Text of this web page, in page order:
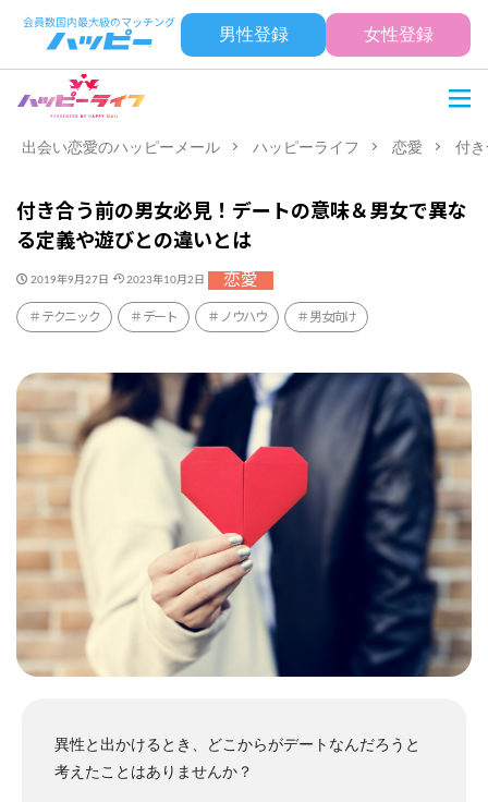
男性登録 女性登録
出会い恋愛のハッピーメール ハッピーライフ 恋愛 付
付き合う前の男女必見！デートの意味＆男女で異な
る定義や遊びとの違いとは
2019年9月27日 2023年10月2日 恋愛
テクニック デート ノウハウ 男女向け
異性と出かけるとき、どこからがデートなんだろうと
考えたことはありませんか？